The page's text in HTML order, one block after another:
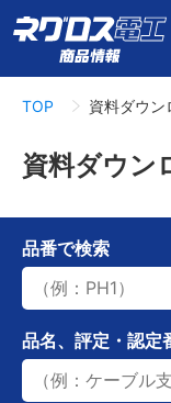
TOP 資料ダウン
資料ダウン
品番で検索
品名、評定・認定